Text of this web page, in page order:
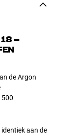
–
de Argon
aan de